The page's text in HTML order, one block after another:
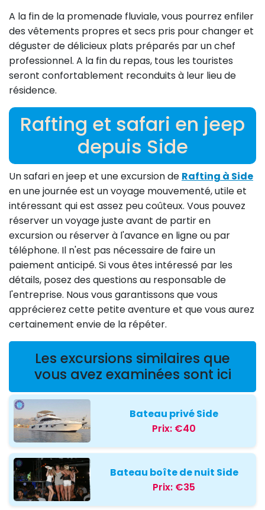
A la fin de la promenade fluviale, vous pourrez enfiler
des vêtements propres et secs pris pour changer et
déguster de délicieux plats préparés par un chef
professionnel. A la fin du repas, tous les touristes
seront confortablement reconduits à leur lieu de
résidence.
Rafting et safari en jeep
depuis Side
Un safari en jeep et une excursion de Rafting à Side
en une journée est un voyage mouvementé, utile et
intéressant qui est assez peu coûteux. Vous pouvez
réserver un voyage juste avant de partir en
excursion ou réserver à l'avance en ligne ou par
téléphone. Il n'est pas nécessaire de faire un
paiement anticipé. Si vous êtes intéressé par les
détails, posez des questions au responsable de
l'entreprise. Nous vous garantissons que vous
apprécierez cette petite aventure et que vous aurez
certainement envie de la répéter.
Les excursions similaires que
vous avez examinées sont ici
Bateau privé Side
Prix: €40
Bateau boîte de nuit Side
Prix: €35